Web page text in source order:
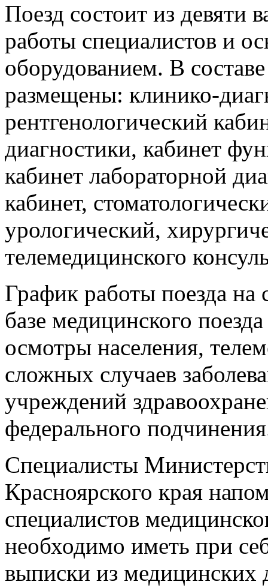
Поезд состоит из девяти
работы специалистов и
оборудованием. В
размещены: клинико-
рентгенологический
диагностики, кабинет
кабинет лабораторной
кабинет,
урологический,
телемедицинского
График работы поезда
базе медицинского
осмотры населения,
сложных случаев
учреждений
федерального
Специалисты
Красноярского края
специалистов
необходимо иметь при
выписки из медицинских